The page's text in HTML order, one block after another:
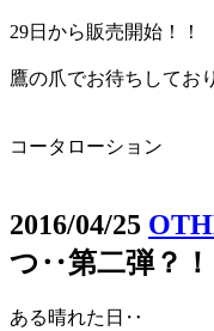
29日から販売開始！！
鷹の爪でお待ちしてお
コータローション
2016/04/25
つ‥第二弾？！
ある晴れた日‥